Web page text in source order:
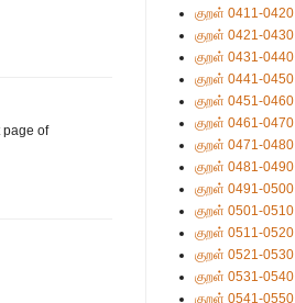
page of
குறள் 0411-0420
குறள் 0421-0430
குறள் 0431-0440
குறள் 0441-0450
குறள் 0451-0460
குறள் 0461-0470
குறள் 0471-0480
குறள் 0481-0490
குறள் 0491-0500
குறள் 0501-0510
குறள் 0511-0520
குறள் 0521-0530
குறள் 0531-0540
குறள் 0541-0550